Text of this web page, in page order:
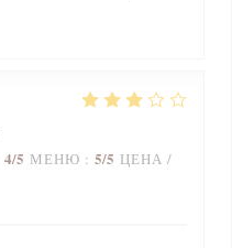
4/5 МЕНЮ : 5/5 ЦЕНА /